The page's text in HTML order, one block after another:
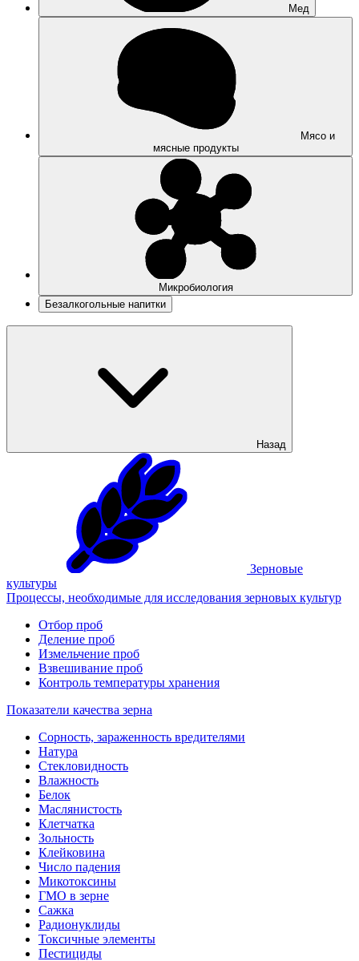
Мед
Мясо и
мясные продукты
Микробиология
Безалкогольные напитки
Назад
Зерновые
культуры
Процессы, необходимые для исследования зерновых культур
Отбор проб
Деление проб
Измельчение проб
Взвешивание проб
Контроль температуры хранения
Показатели качества зерна
Сорность, зараженность вредителями
Натура
Стекловидность
Влажность
Белок
Маслянистость
Клетчатка
Зольность
Клейковина
Число падения
Микотоксины
ГМО в зерне
Сажка
Радионуклиды
Токсичные элементы
Пестициды